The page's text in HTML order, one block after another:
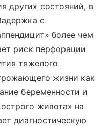
других состояний, в
с
более чем
риск перфорации
тяжелого
жизни как
беременности и
живота» на
диагностическую